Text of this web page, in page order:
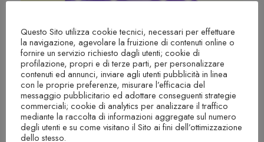
full body
Please install "LearnPress - Course Review"
plugin
FULL BODY NO EQUIPMENT
€29.90
Questo Sito utilizza cookie tecnici, necessari per effettuare
la navigazione, agevolare la fruizione di contenuti online o
fornire un servizio richiesto dagli utenti; cookie di
profilazione, propri e di terze parti, per personalizzare
contenuti ed annunci, inviare agli utenti pubblicità in linea
con le proprie preferenze, misurare l’efficacia del
messaggio pubblicitario ed adottare conseguenti strategie
commerciali; cookie di analytics per analizzare il traffico
mediante la raccolta di informazioni aggregate sul numero
degli utenti e su come visitano il Sito ai fini dell’ottimizzazione
dello stesso.